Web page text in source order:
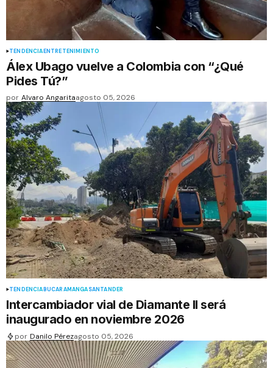
TENDENCIAENTRETENIMIENTO
Álex Ubago vuelve a Colombia con “¿Qué
Pides Tú?”
por Alvaro Angaritaagosto 05, 2026
TENDENCIABUCARAMANGASANTANDER
Intercambiador vial de Diamante II será
inaugurado en noviembre 2026
por Danilo Pérezagosto 05, 2026